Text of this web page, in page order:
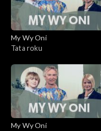
My Wy Oni
Tata roku
My Wy Oni